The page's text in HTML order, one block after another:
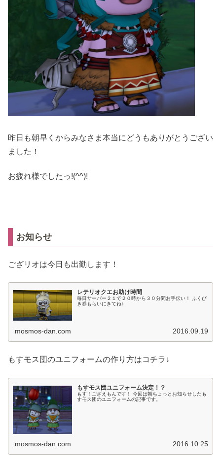
昨日も朝早くからみなさま本当にどうもありがとうござい
ました！
お疲れ様でしたっ!(^^)!
お知らせ
ござリオは今日も出勤します！
レテリオクエお助け時間
毎日サーバー２１で２０時から３０分間お手伝い！ ふくび
き券もらいにきてね♪
mosmos-dan.com 2016.09.19
もすモス団のユニフォームの作り方はコチラ↓
もすモス団ユニフォーム決定！？
もす！ござえもんです！ 今回は朝ちょっとお知らせしたも
すモス団のユニフォームの記事です。
mosmos-dan.com 2016.10.25